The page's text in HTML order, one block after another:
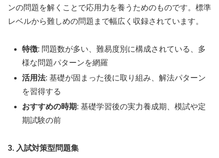
ンの問題を解くことで応用力を養うためのものです。標準
レベルから難しめの問題まで幅広く収録されています。
特徴: 問題数が多い、難易度別に構成されている、多
様な問題パターンを網羅
活用法: 基礎が固まった後に取り組み、解法パターン
を習得する
おすすめの時期: 基礎学習後の実力養成期、模試や定
期試験の前
3. 入試対策型問題集